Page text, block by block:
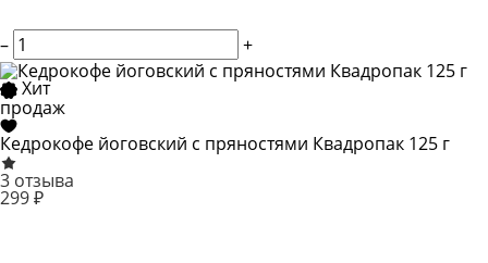
–
+
Хит
продаж
Кедрокофе йоговский с пряностями Квадропак 125 г
3 отзыва
299 ₽